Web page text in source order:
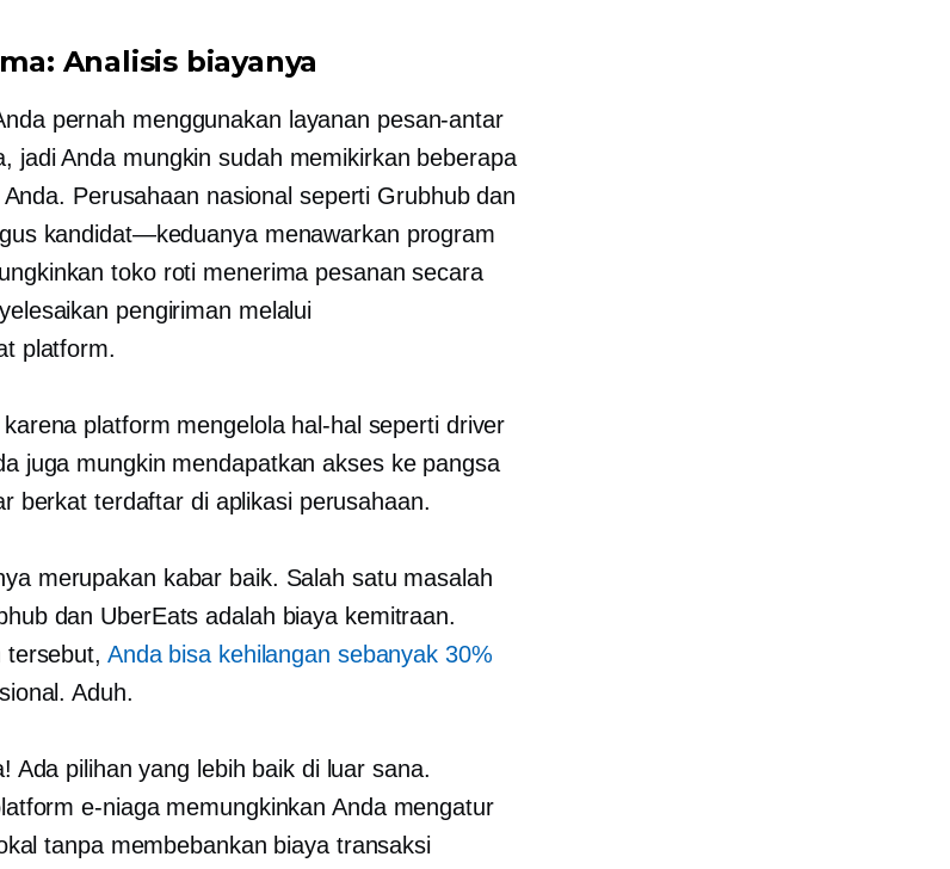
Analisis biayanya
pernah menggunakan layanan pesan-antar
jadi Anda mungkin sudah memikirkan beberapa
Perusahaan nasional seperti Grubhub dan
kandidat—keduanyamenawarkan program
toko roti menerima pesanan secara
pengiriman melalui
platform.
platform mengelola hal-hal seperti driver
juga mungkin mendapatkan akses ke pangsa
berkat terdaftar di aplikasi perusahaan.
merupakan kabar baik. Salah satu masalah
dan UberEats adalah biaya kemitraan.
tersebut, Anda bisa kehilangan sebanyak 30%
Aduh.
Ada pilihan yang lebih baik di luar sana.
e-niaga memungkinkan Anda mengatur
tanpa membebankan biaya transaksi